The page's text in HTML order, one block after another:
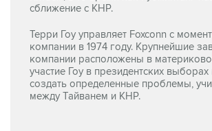
сближение с КНР.
Терри Гоу управляет Foxconn с
компании в 1974 году. Крупнейшие
компании расположены в
участие Гоу в президентских
создать определенные проблемы,
между Тайванем и КНР.